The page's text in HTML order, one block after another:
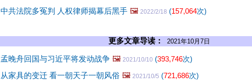
中共法院多冤判 人权律师揭幕后黑手 🖼️ 2022/2/18 (157,064次)
更多文章导读： 2021年10月7日
孟晚舟回国与习近平将发动战争 🖼️ 2021/10/10 (393,746次)
从家具的变迁 看一朝天子一朝风俗 🖼️ 2021/10/5 (721,686次)